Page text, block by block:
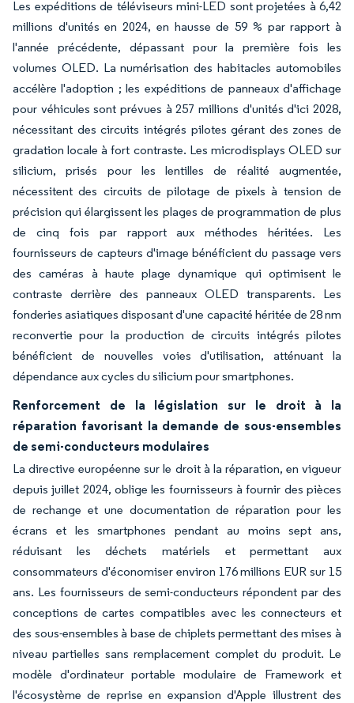
Les expéditions de téléviseurs mini-LED sont projetées à 6,42
millions d'unités en 2024, en hausse de 59 % par rapport à
l'année précédente, dépassant pour la première fois les
volumes OLED. La numérisation des habitacles automobiles
accélère l'adoption ; les expéditions de panneaux d'affichage
pour véhicules sont prévues à 257 millions d'unités d'ici 2028,
nécessitant des circuits intégrés pilotes gérant des zones de
gradation locale à fort contraste. Les microdisplays OLED sur
silicium, prisés pour les lentilles de réalité augmentée,
nécessitent des circuits de pilotage de pixels à tension de
précision qui élargissent les plages de programmation de plus
de cinq fois par rapport aux méthodes héritées. Les
fournisseurs de capteurs d'image bénéficient du passage vers
des caméras à haute plage dynamique qui optimisent le
contraste derrière des panneaux OLED transparents. Les
fonderies asiatiques disposant d'une capacité héritée de 28 nm
reconvertie pour la production de circuits intégrés pilotes
bénéficient de nouvelles voies d'utilisation, atténuant la
dépendance aux cycles du silicium pour smartphones.
Renforcement de la législation sur le droit à la
réparation favorisant la demande de sous-ensembles
de semi-conducteurs modulaires
La directive européenne sur le droit à la réparation, en vigueur
depuis juillet 2024, oblige les fournisseurs à fournir des pièces
de rechange et une documentation de réparation pour les
écrans et les smartphones pendant au moins sept ans,
réduisant les déchets matériels et permettant aux
consommateurs d'économiser environ 176 millions EUR sur 15
ans. Les fournisseurs de semi-conducteurs répondent par des
conceptions de cartes compatibles avec les connecteurs et
des sous-ensembles à base de chiplets permettant des mises à
niveau partielles sans remplacement complet du produit. Le
modèle d'ordinateur portable modulaire de Framework et
l'écosystème de reprise en expansion d'Apple illustrent des